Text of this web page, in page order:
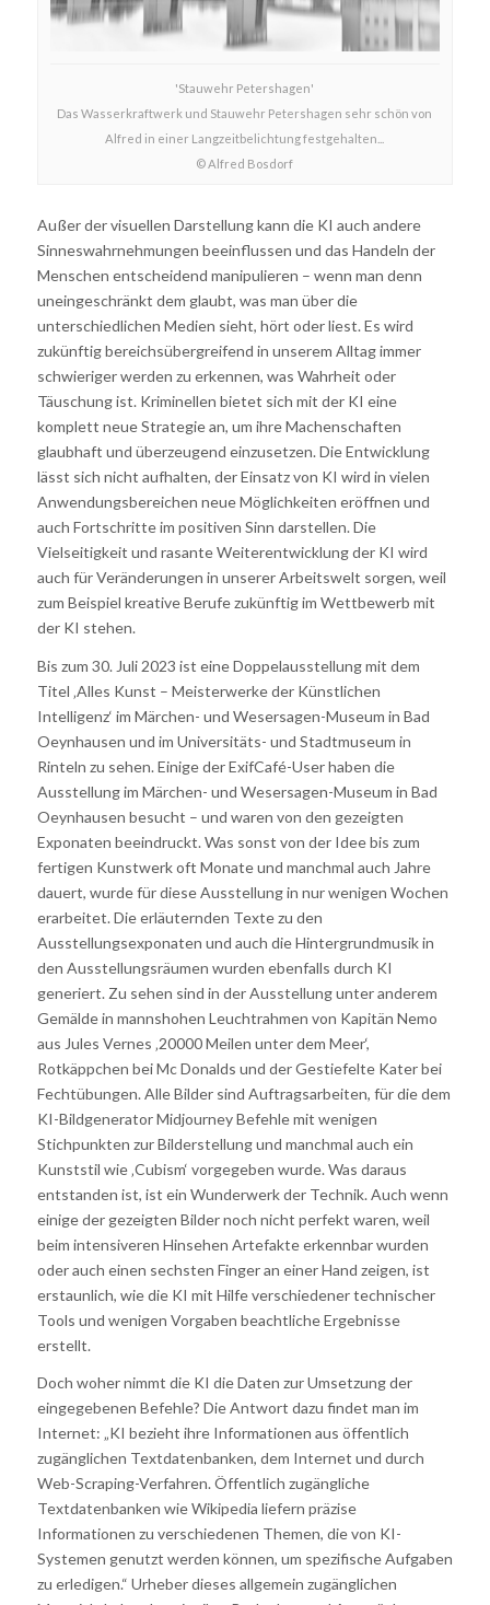
'Stauwehr Petershagen'
Das Wasserkraftwerk und Stauwehr Petershagen sehr schön von
Alfred in einer Langzeitbelichtung festgehalten...
© Alfred Bosdorf
Außer der visuellen Darstellung kann die KI auch andere
Sinneswahrnehmungen beeinflussen und das Handeln der
Menschen entscheidend manipulieren – wenn man denn
uneingeschränkt dem glaubt, was man über die
unterschiedlichen Medien sieht, hört oder liest. Es wird
zukünftig bereichsübergreifend in unserem Alltag immer
schwieriger werden zu erkennen, was Wahrheit oder
Täuschung ist. Kriminellen bietet sich mit der KI eine
komplett neue Strategie an, um ihre Machenschaften
glaubhaft und überzeugend einzusetzen. Die Entwicklung
lässt sich nicht aufhalten, der Einsatz von KI wird in vielen
Anwendungsbereichen neue Möglichkeiten eröffnen und
auch Fortschritte im positiven Sinn darstellen. Die
Vielseitigkeit und rasante Weiterentwicklung der KI wird
auch für Veränderungen in unserer Arbeitswelt sorgen, weil
zum Beispiel kreative Berufe zukünftig im Wettbewerb mit
der KI stehen.
Bis zum 30. Juli 2023 ist eine Doppelausstellung mit dem
Titel ‚Alles Kunst – Meisterwerke der Künstlichen
Intelligenz‘ im Märchen- und Wesersagen-Museum in Bad
Oeynhausen und im Universitäts- und Stadtmuseum in
Rinteln zu sehen. Einige der ExifCafé-User haben die
Ausstellung im Märchen- und Wesersagen-Museum in Bad
Oeynhausen besucht – und waren von den gezeigten
Exponaten beeindruckt. Was sonst von der Idee bis zum
fertigen Kunstwerk oft Monate und manchmal auch Jahre
dauert, wurde für diese Ausstellung in nur wenigen Wochen
erarbeitet. Die erläuternden Texte zu den
Ausstellungsexponaten und auch die Hintergrundmusik in
den Ausstellungsräumen wurden ebenfalls durch KI
generiert. Zu sehen sind in der Ausstellung unter anderem
Gemälde in mannshohen Leuchtrahmen von Kapitän Nemo
aus Jules Vernes ‚20000 Meilen unter dem Meer‘,
Rotkäppchen bei Mc Donalds und der Gestiefelte Kater bei
Fechtübungen. Alle Bilder sind Auftragsarbeiten, für die dem
KI-Bildgenerator Midjourney Befehle mit wenigen
Stichpunkten zur Bilderstellung und manchmal auch ein
Kunststil wie ‚Cubism‘ vorgegeben wurde. Was daraus
entstanden ist, ist ein Wunderwerk der Technik. Auch wenn
einige der gezeigten Bilder noch nicht perfekt waren, weil
beim intensiveren Hinsehen Artefakte erkennbar wurden
oder auch einen sechsten Finger an einer Hand zeigen, ist
erstaunlich, wie die KI mit Hilfe verschiedener technischer
Tools und wenigen Vorgaben beachtliche Ergebnisse
erstellt.
Doch woher nimmt die KI die Daten zur Umsetzung der
eingegebenen Befehle? Die Antwort dazu findet man im
Internet: „KI bezieht ihre Informationen aus öffentlich
zugänglichen Textdatenbanken, dem Internet und durch
Web-Scraping-Verfahren. Öffentlich zugängliche
Textdatenbanken wie Wikipedia liefern präzise
Informationen zu verschiedenen Themen, die von KI-
Systemen genutzt werden können, um spezifische Aufgaben
zu erledigen.“ Urheber dieses allgemein zugänglichen